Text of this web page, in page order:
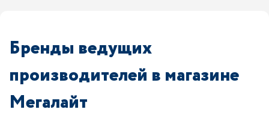
Бренды ведущих
производителей в магазине
Мегалайт